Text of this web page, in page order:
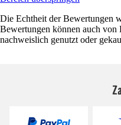
Die Echtheit der Bewertungen
Bewertungen können auch von
nachweislich genutzt oder